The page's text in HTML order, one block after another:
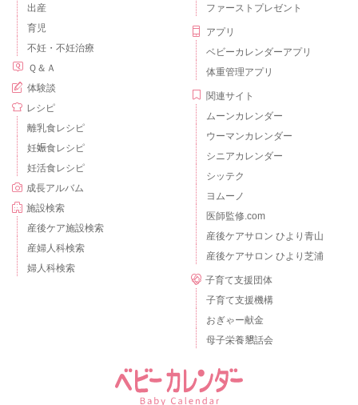
出産
育児
不妊・不妊治療
Ｑ＆Ａ
体験談
レシピ
離乳食レシピ
妊娠食レシピ
妊活食レシピ
成長アルバム
施設検索
産後ケア施設検索
産婦人科検索
婦人科検索
ファーストプレゼント
アプリ
ベビーカレンダーアプリ
体重管理アプリ
関連サイト
ムーンカレンダー
ウーマンカレンダー
シニアカレンダー
シッテク
ヨムーノ
医師監修.com
産後ケアサロン ひより青山
産後ケアサロン ひより芝浦
子育て支援団体
子育て支援機構
おぎゃー献金
母子栄養懇話会